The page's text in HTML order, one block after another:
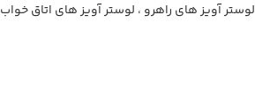
لوستر آویز های راهرو ، لوستر آویز های اتاق خواب